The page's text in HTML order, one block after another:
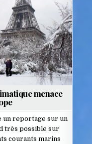
menace
un reportage sur un
très possible sur
courants marins